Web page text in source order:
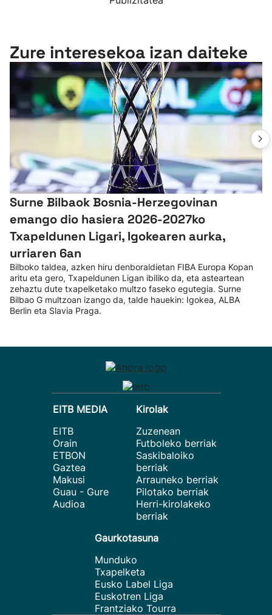
Zure interesekoa izan daiteke
Surne Bilbaok Bosnia-Herzegovinan
emango dio hasiera 2026-2027ko
Txapeldunen Ligari, Igokearen aurka,
urriaren 6an
Bilboko taldea, azken hiru denboraldietan FIBA Europa Kopan
aritu eta gero, Txapeldunen Ligan ibiliko da, eta asteartean
zehaztu dute txapelketako multzo faseko egutegia. Surne
Bilbao G multzoan izango da, talde hauekin: Igokea, ALBA
Berlin eta Slavia Praga.
EITB MEDIA
EITB
Orain
ETBON
Gaztea
Makusi
Guau - Gure
Audioa
Kirolak
Zuzenean
Futboleko berriak
Saskibaloiko
berriak
Arrauneko berriak
Pilotako berriak
Herri-kirolakeko
berriak
Gaurkotasuna
Munduko
Txapelketa
Eusko Label Liga
Euskotren Liga
Frantziako Tourra